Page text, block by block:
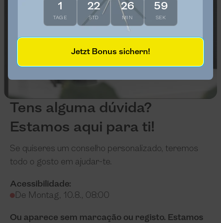
Tens alguma dúvida?
Estamos aqui para ti!
Se quiseres um conselho personalizado, teremos
todo o gosto em ajudar-te.
Acessibilidade:
De Montag, 10.8., 08:00
Ou aparece sem marcação ou registo. Estamos
1
TAGE
22
STD
26
MIN
59
SEK
Jetzt Bonus sichern!